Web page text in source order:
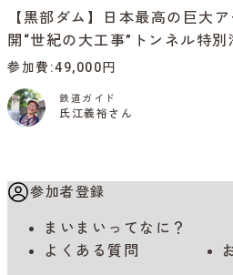
【黒部ダム】日本最高の巨大
開“世紀の大工事”トンネル特別
参加費 49,000円
鉄道ガイド
氏江義裕さん
参加者登録
まいまいってなに？
よくある質問